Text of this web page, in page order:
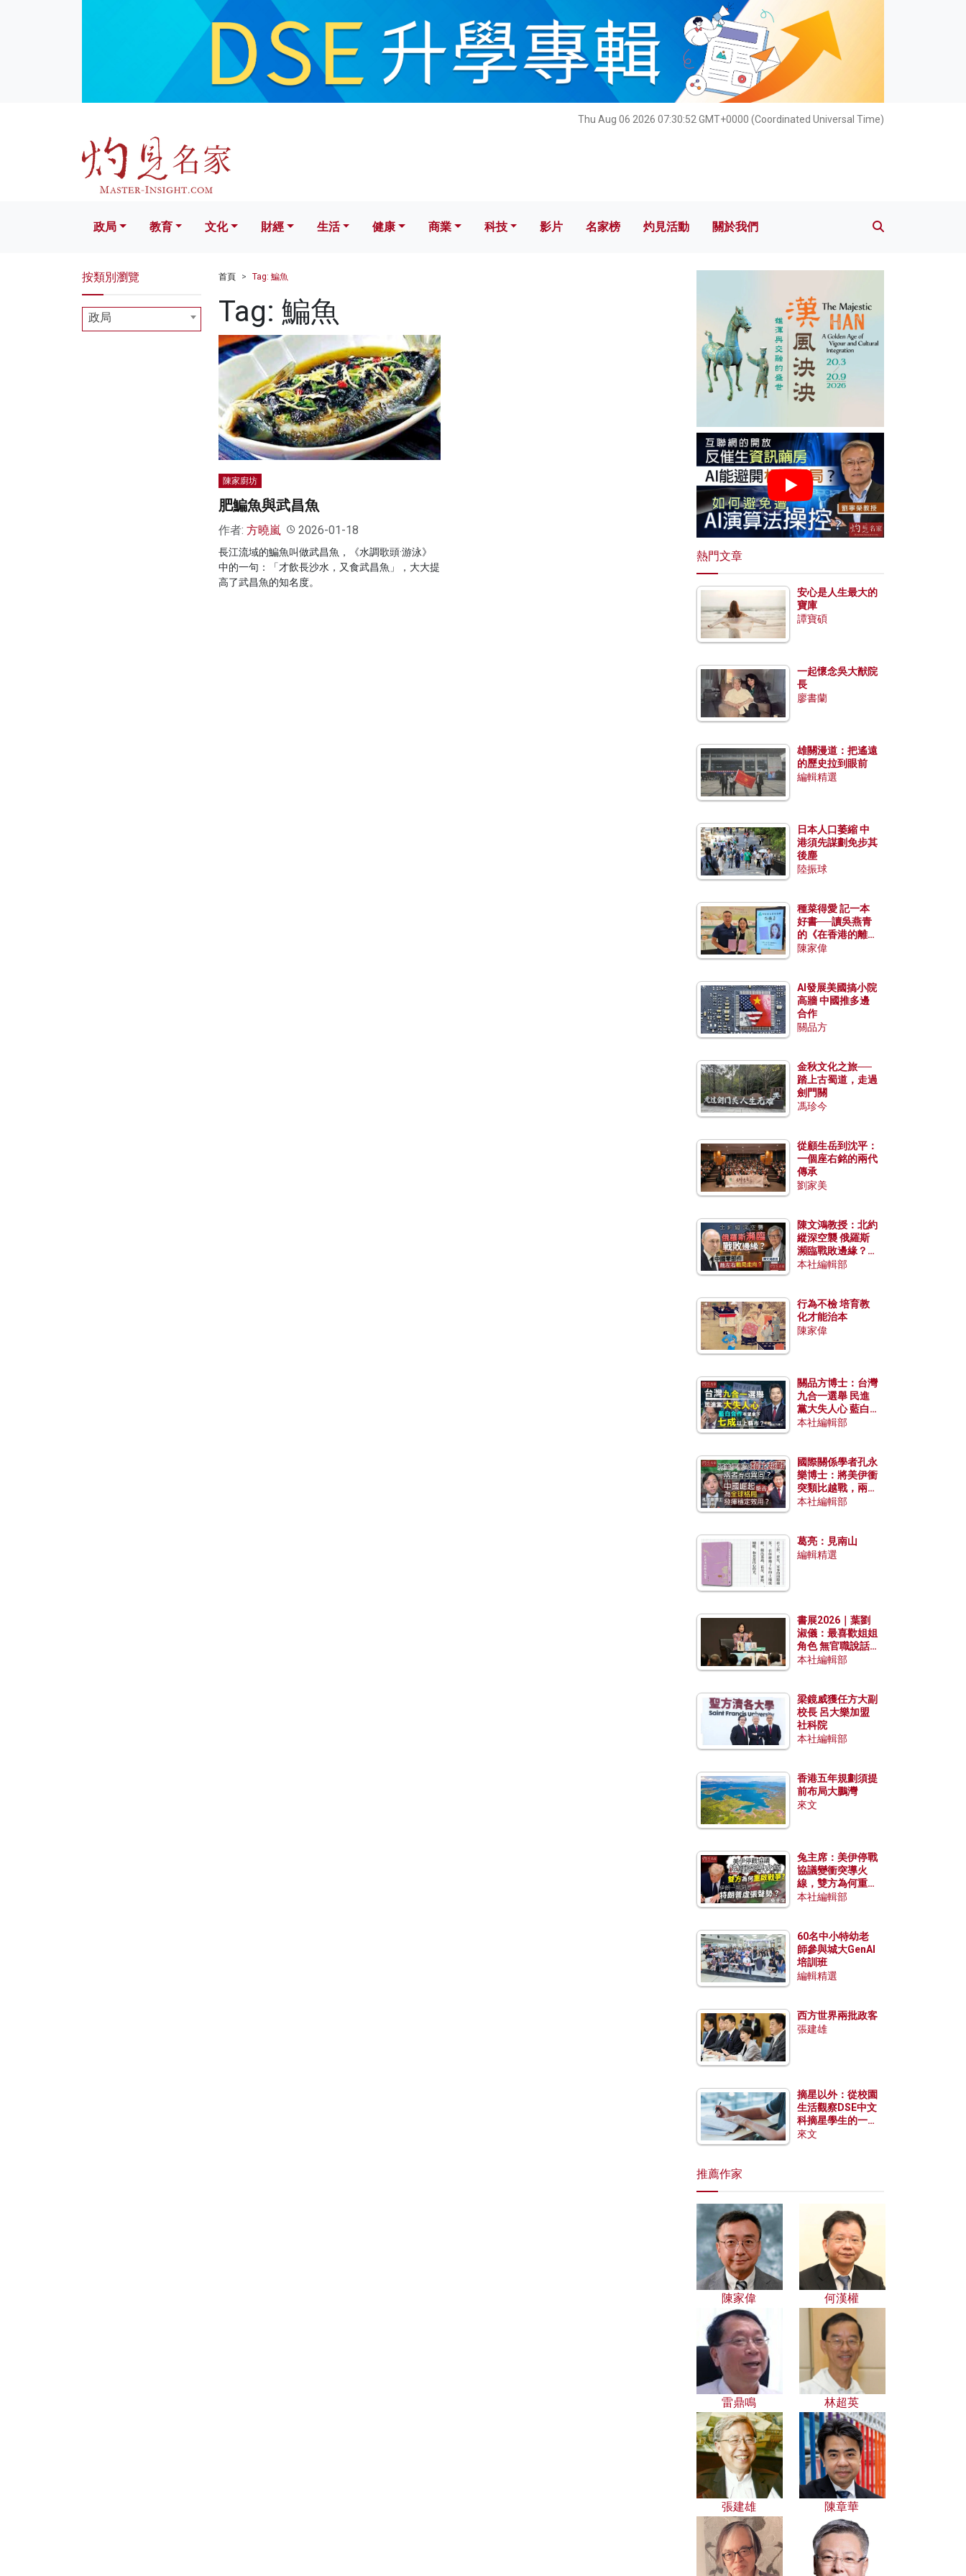
Thu Aug 06 2026 07:30:53 GMT+0000 (Coordinated Universal Time)
文化 財經 生活 健康 科技 影片 名家榜 灼見活動 關於我們
政局 教育 文化 財經 生活 健康 商業 科技 影片 名家榜 灼見活動 關於我們
首頁 Tag: 鯿魚
Tag: 鯿魚
陳家廚坊
肥鯿魚與武昌魚
作者: 方曉嵐 2026-01-18
長江流域的鯿魚叫做武昌魚，《水調歌頭·游泳》
中的一句：「才飲長沙水，又食武昌魚」，大大提
高了武昌魚的知名度。
按類別瀏覽
政局
熱門文章
安心是人生最大的
寶庫
譚寶碩
一起懷念吳大猷院
長
廖書蘭
雄關漫道：把遙遠
的歷史拉到眼前
編輯精選
日本人口萎縮 中
港須先謀劃免步其
後塵
陸振球
種菜得愛 記一本
好書──讀吳燕青
的《在香港的離島
種菜》
陳家偉
AI發展美國搞小院
高牆 中國推多邊
合作
關品方
金秋文化之旅──
踏上古蜀道，走過
劍門關
馮珍今
從顧生岳到沈平：
一個座右銘的兩代
傳承
劉家美
陳文鴻教授：北約
縱深空襲 俄羅斯
瀕臨戰敗邊緣？中
國零部件能左右戰
本社編輯部
行為不檢 培育教
化才能治本
陳家偉
關品方博士：台灣
九合一選舉 民進
黨大失人心 藍白
合作有望拿下七成
本社編輯部
國際關係學者孔永
樂博士：將美伊衝
突類比越戰，兩者
有何異同？中國崛
本社編輯部
葛亮：見南山
編輯精選
書展2026｜葉劉
淑儀：最喜歡姐姐
角色 無官職說話
包袱少
本社編輯部
梁鏡威獲任方大副
校長 呂大樂加盟
社科院
本社編輯部
香港五年規劃須提
前布局大鵬灣
來文
兔主席：美伊停戰
協議變衝突導火
線，雙方為何重啟
戰爭？伊朗一早洞
本社編輯部
60名中小特幼老
師參與城大GenAI
培訓班
編輯精選
西方世界兩批政客
張建雄
摘星以外：從校園
生活觀察DSE中文
科摘星學生的一點
特質
來文
推薦作家
陳家偉 何漢權
雷鼎鳴 林超英
張建雄 陳章華